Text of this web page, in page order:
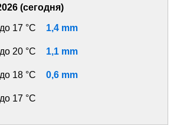
(сегодня)
17 °C 1,4 mm
20 °C 1,1 mm
18 °C 0,6 mm
17 °C